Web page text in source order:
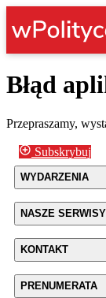
Błąd
Przepraszamy,
Subskrybuj
WYDARZENIA
NASZE SERWISY
KONTAKT
PRENUMERATA